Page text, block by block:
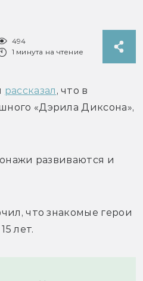
494
1 минута на чтение
рассказал , что в
«Дэрила Диксона»,
развиваются и
что знакомые герои
лет.